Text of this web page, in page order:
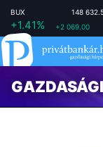
BUX 148
+1.41% +2 069.00